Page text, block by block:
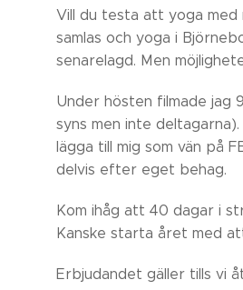
Vill du testa att yoga med
samlas och yoga i
senarelagd. Men
Under hösten filmade jag
syns men inte
lägga till mig som vän på
delvis efter eget behag.
Kom ihåg att 40 dagar i
Kanske starta året med
Erbjudandet gäller tills vi